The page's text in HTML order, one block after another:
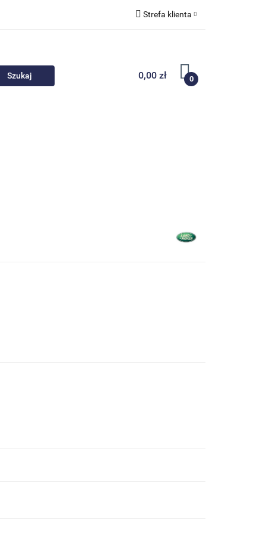
Strefa klienta
Zarejestruj się
Dodaj zgłoszenie
0,00 zł 0